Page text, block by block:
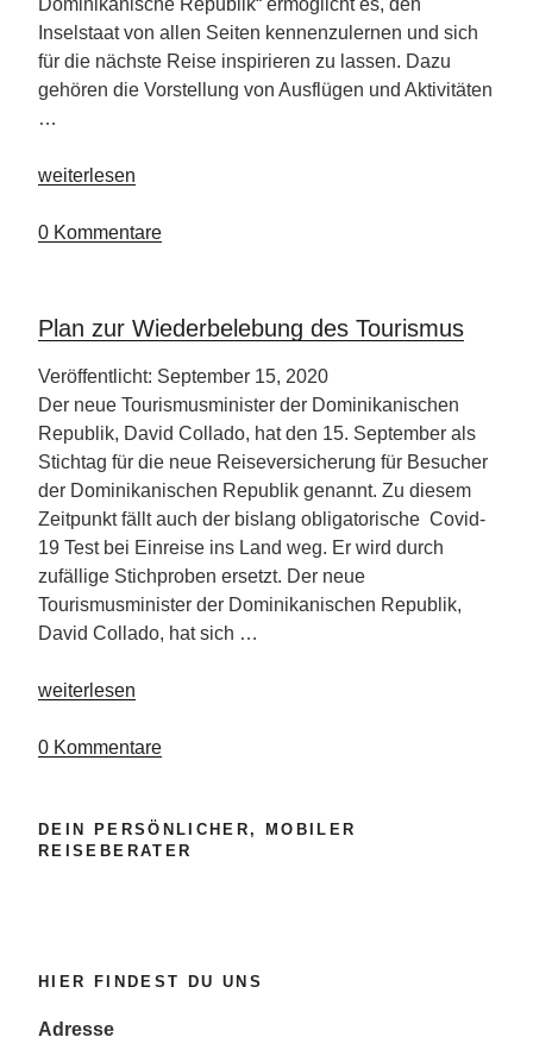
Dominikanische Republik“ ermöglicht es, den
Inselstaat von allen Seiten kennenzulernen und sich
für die nächste Reise inspirieren zu lassen. Dazu
gehören die Vorstellung von Ausflügen und Aktivitäten
…
„Initiative
Land
weiterlesen
0 Kommentare
Plan zur Wiederbelebung des Tourismus
Veröffentlicht: September 15, 2020
Der neue Tourismusminister der Dominikanischen
Republik, David Collado, hat den 15. September als
Stichtag für die neue Reiseversicherung für Besucher
der Dominikanischen Republik genannt. Zu diesem
Zeitpunkt fällt auch der bislang obligatorische Covid-
19 Test bei Einreise ins Land weg. Er wird durch
zufällige Stichproben ersetzt. Der neue
Tourismusminister der Dominikanischen Republik,
David Collado, hat sich …
„Plan
Wiederbelebung
weiterlesen
0 Kommentare
DEIN PERSÖNLICHER, MOBILER
REISEBERATER
HIER FINDEST DU UNS
Adresse